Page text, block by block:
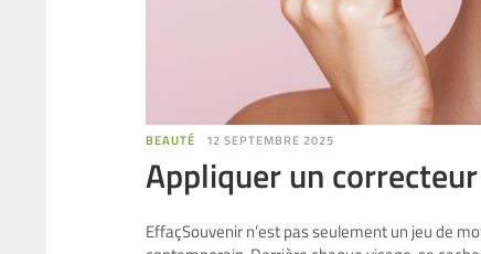
BEAUTÉ 12 SEPTEMBRE 2025
Appliquer un
EffaçSouvenir n’est pas seulement un jeu de